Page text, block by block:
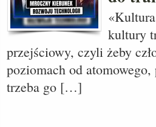
kultury
przejściowy, czyli żeby
poziomach od
trzeba go […]